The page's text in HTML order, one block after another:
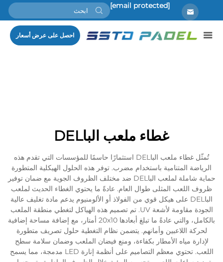
[email protected]
احصل على عرض أسعار
غطاء ملعب الباDEL
تُمثّل غطاء ملعب الباDEL استثمارًا حاسمًا للمؤسسات التي تقدم هذه
الرياضة المتنامية باستخدام مضرب. توفر هذه الحلول الهيكلية المتطورة
حماية شاملة لملعب الباDEL ضد مختلف الظروف الجوية مع ضمان توفير
ظروف اللعب المثلى طوال العام. عادةً ما يحتوي الغطاء الحديث لملعب
الباDEL على هيكل قوي من الفولاذ أو الألومنيوم يدعم مادة تغليف عالية
الجودة مقاومة لأشعة UV. تم تصميم هذه الهياكل لتغطي منطقة الملعب
بالكامل، والتي عادةً ما تبلغ أبعادها 20x10 أمتار، مع إضافة مساحة إضافية
لحركة اللاعبين وأمانهم. يتضمن نظام التغطية حلول تصريف متطورة
لإدارة مياه الأمطار بكفاءة، ومنع فيضان الملعب وضمان سلامة سطح
اللعب. تحتوي معظم التصاميم على أنظمة إنارة LED مدمجة، مما يسمح